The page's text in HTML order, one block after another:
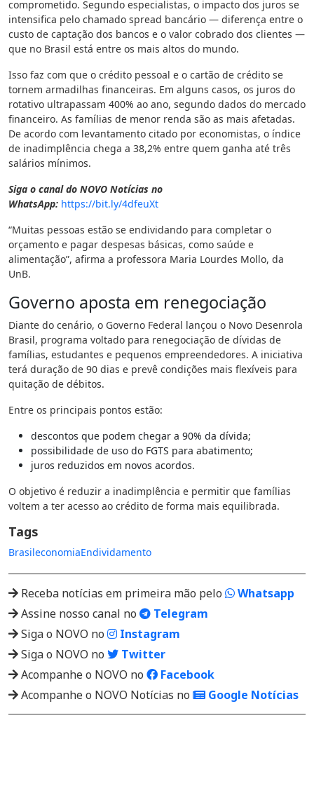
comprometido. Segundo especialistas, o impacto dos juros se
intensifica pelo chamado spread bancário — diferença entre o
custo de captação dos bancos e o valor cobrado dos clientes —
que no Brasil está entre os mais altos do mundo.
Isso faz com que o crédito pessoal e o cartão de crédito se
tornem armadilhas financeiras. Em alguns casos, os juros do
rotativo ultrapassam 400% ao ano, segundo dados do mercado
financeiro. As famílias de menor renda são as mais afetadas.
De acordo com levantamento citado por economistas, o índice
de inadimplência chega a 38,2% entre quem ganha até três
salários mínimos.
Siga o canal do NOVO Notícias no
WhatsApp: https://bit.ly/4dfeuXt
“Muitas pessoas estão se endividando para completar o
orçamento e pagar despesas básicas, como saúde e
alimentação”, afirma a professora Maria Lourdes Mollo, da
UnB.
Governo aposta em renegociação
Diante do cenário, o Governo Federal lançou o Novo Desenrola
Brasil, programa voltado para renegociação de dívidas de
famílias, estudantes e pequenos empreendedores. A iniciativa
terá duração de 90 dias e prevê condições mais flexíveis para
quitação de débitos.
Entre os principais pontos estão:
descontos que podem chegar a 90% da dívida;
possibilidade de uso do FGTS para abatimento;
juros reduzidos em novos acordos.
O objetivo é reduzir a inadimplência e permitir que famílias
voltem a ter acesso ao crédito de forma mais equilibrada.
Tags
BrasileconomiaEndividamento
Receba notícias em primeira mão pelo
Whatsapp
Assine nosso canal no
Telegram
Siga o NOVO no
Instagram
Siga o NOVO no
Twitter
Acompanhe o NOVO no
Facebook
Acompanhe o NOVO Notícias no
Google Notícias